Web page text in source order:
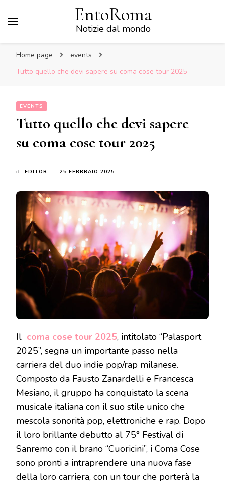
EntoRoma
Notizie dal mondo
Home page
events
Tutto quello che devi sapere su coma cose tour 2025
EVENTS
Tutto quello che devi sapere
su coma cose tour 2025
di EDITOR 25 FEBBRAIO 2025
Il coma cose tour 2025, intitolato “Palasport
2025”, segna un importante passo nella
carriera del duo indie pop/rap milanese.
Composto da Fausto Zanardelli e Francesca
Mesiano, il gruppo ha conquistato la scena
musicale italiana con il suo stile unico che
mescola sonorità pop, elettroniche e rap. Dopo
il loro brillante debutto al 75° Festival di
Sanremo con il brano “Cuoricini”, i Coma Cose
sono pronti a intraprendere una nuova fase
della loro carriera, con un tour che porterà la